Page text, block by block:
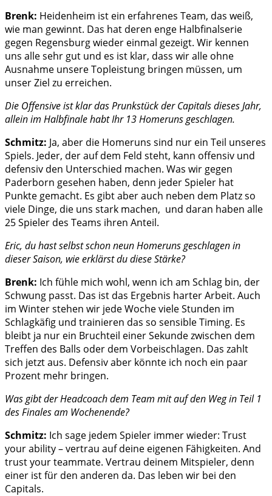
Brenk: Heidenheim ist ein erfahrenes Team, das weiß,
wie man gewinnt. Das hat deren enge Halbfinalserie
gegen Regensburg wieder einmal gezeigt. Wir kennen
uns alle sehr gut und es ist klar, dass wir alle ohne
Ausnahme unsere Topleistung bringen müssen, um
unser Ziel zu erreichen.
Die Offensive ist klar das Prunkstück der Capitals dieses Jahr,
allein im Halbfinale habt Ihr 13 Homeruns geschlagen.
Schmitz: Ja, aber die Homeruns sind nur ein Teil unseres
Spiels. Jeder, der auf dem Feld steht, kann offensiv und
defensiv den Unterschied machen. Was wir gegen
Paderborn gesehen haben, denn jeder Spieler hat
Punkte gemacht. Es gibt aber auch neben dem Platz so
viele Dinge, die uns stark machen, und daran haben alle
25 Spieler des Teams ihren Anteil.
Eric, du hast selbst schon neun Homeruns geschlagen in
dieser Saison, wie erklärst du diese Stärke?
Brenk: Ich fühle mich wohl, wenn ich am Schlag bin, der
Schwung passt. Das ist das Ergebnis harter Arbeit. Auch
im Winter stehen wir jede Woche viele Stunden im
Schlagkäfig und trainieren das so sensible Timing. Es
bleibt ja nur ein Bruchteil einer Sekunde zwischen dem
Treffen des Balls oder dem Vorbeischlagen. Das zahlt
sich jetzt aus. Defensiv aber könnte ich noch ein paar
Prozent mehr bringen.
Was gibt der Headcoach dem Team mit auf den Weg in Teil 1
des Finales am Wochenende?
Schmitz: Ich sage jedem Spieler immer wieder: Trust
your ability – vertrau auf deine eigenen Fähigkeiten. And
trust your teammate. Vertrau deinem Mitspieler, denn
einer ist für den anderen da. Das leben wir bei den
Capitals.